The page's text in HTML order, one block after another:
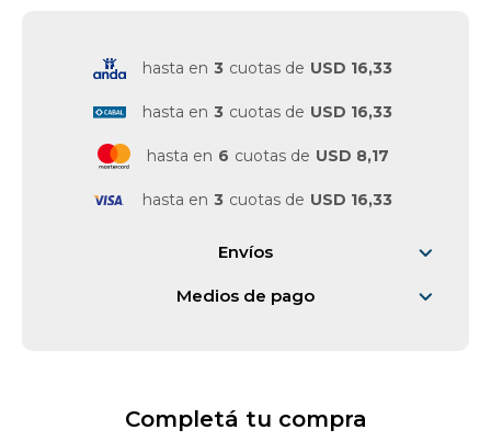
hasta en 3 cuotas de USD 16,33
hasta en 3 cuotas de USD 16,33
hasta en 6 cuotas de USD 8,17
hasta en 3 cuotas de USD 16,33
Envíos
Medios de pago
Completá tu compra
Ferretería
Vestimenta y calzado